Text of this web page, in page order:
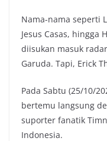
Nama-nama seperti
Jesus Casas, hingga
diisukan masuk
Garuda. Tapi, Erick
Pada Sabtu (25/10/
bertemu langsung
suporter fanatik
Indonesia.